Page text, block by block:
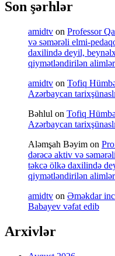
Son şərhlər
amidtv on Professor
və səmərəli elmi-
daxilində deyil,
qiymətləndirilən
amidtv on Tofiq
Azərbaycan
Bəhlul on Tofiq
Azərbaycan
Aləmşah Bəyim on
dərəcə aktiv və
təkcə ölkə daxilində
qiymətləndirilən
amidtv on Əməkdar
Babayev vəfat edib
Arxivlər